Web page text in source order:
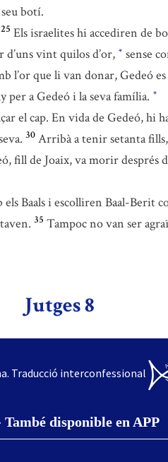
botí.
25 Els israelites hi accediren de
d’uns vint quilos d’or, * sense
l’or que li van donar, Gedeó
per a Gedeó i la seva família. *
el cap. En vida de Gedeó, hi
30 Arribà a tenir setanta
fill de Joaix, va morir després
Baals i escolliren Baal-Berit
35 Tampoc no van ser
Jutges 8
Traducció interconfessional
disponible en APP